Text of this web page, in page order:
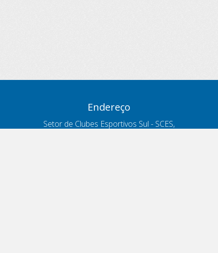
Endereço
Setor de Clubes Esportivos Sul - SCES,